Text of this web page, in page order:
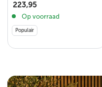
223,95
Op voorraad
Populair